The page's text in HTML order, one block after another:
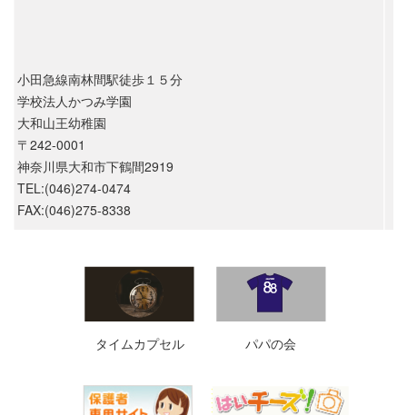
小田急線南林間駅徒歩１５分
学校法人かつみ学園
大和山王幼稚園
〒242-0001
神奈川県大和市下鶴間2919
TEL:(046)274-0474
FAX:(046)275-8338
タイムカプセル パパの会